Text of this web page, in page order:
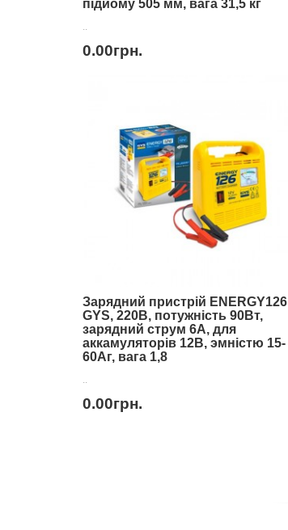
підйому 505 мм, вага 31,5 кг
0.00грн.
Зарядний пристрій ENERGY126
GYS, 220B, потужність 90Вт,
зарядний струм 6А, для
аккамуляторів 12В, эмністю 15-
60Аг, вага 1,8
..
0.00грн.